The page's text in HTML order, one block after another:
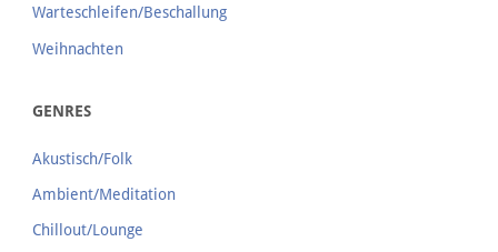
Warteschleifen/Beschallung
Weihnachten
GENRES
Akustisch/Folk
Ambient/Meditation
Chillout/Lounge